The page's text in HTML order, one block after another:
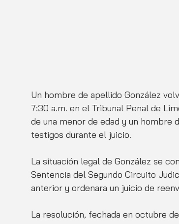
Un hombre de apellido González
7:30 a.m. en el Tribunal Penal de
de una menor de edad y un hombre
testigos durante el juicio.
La situación legal de González se
Sentencia del Segundo Circuito
anterior y ordenara un juicio de
La resolución, fechada en octubre